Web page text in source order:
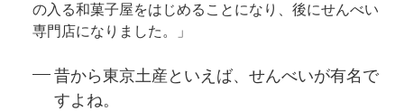
の入る和菓子屋をはじめることになり、後にせんべい
専門店になりました。」
昔から東京土産といえば、せんべいが有名で
すよね。